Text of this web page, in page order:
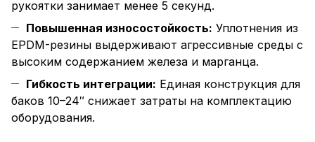
рукоятки занимает менее 5 секунд.
Повышенная износостойкость: Уплотнения из
EPDM-резины выдерживают агрессивные среды с
высоким содержанием железа и марганца.
Гибкость интеграции: Единая конструкция для
баков 10–24″ снижает затраты на комплектацию
оборудования.